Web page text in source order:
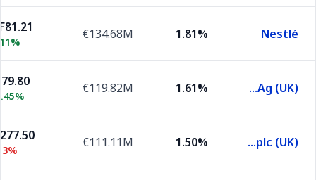
Nestlé
1.81%
€134.68M
Siemens Ag (UK)
1.61%
€119.82M
Shell plc (UK)
1.50%
€111.11M